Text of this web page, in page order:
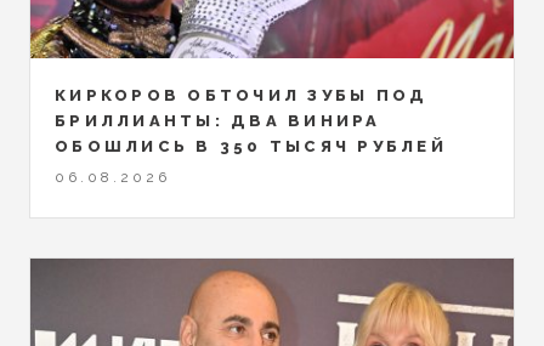
КИРКОРОВ ОБТОЧИЛ ЗУБЫ ПОД
БРИЛЛИАНТЫ: ДВА ВИНИРА
ОБОШЛИСЬ В 350 ТЫСЯЧ РУБЛЕЙ
06.08.2026